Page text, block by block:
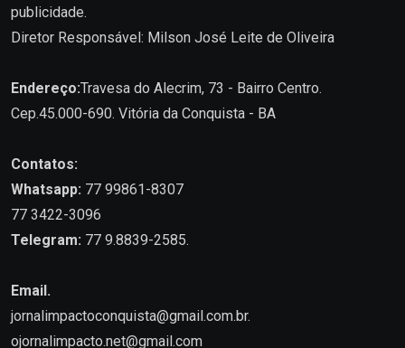
publicidade.
Diretor Responsável: Milson José Leite de Oliveira
Endereço:Travesa do Alecrim, 73 - Bairro Centro.
Cep.45.000-690. Vitória da Conquista - BA
Contatos:
Whatsapp: 77 99861-8307
77 3422-3096
Telegram: 77 9.8839-2585.
Email.
jornalimpactoconquista@gmail.com.br.
ojornalimpacto.net@gmail.com